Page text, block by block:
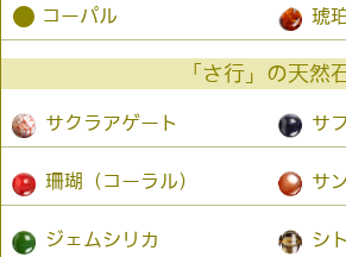
● コーパル 琥
「さ行」の天然
サクラアゲート サ
珊瑚（コーラル） サ
ジェムシリカ シ